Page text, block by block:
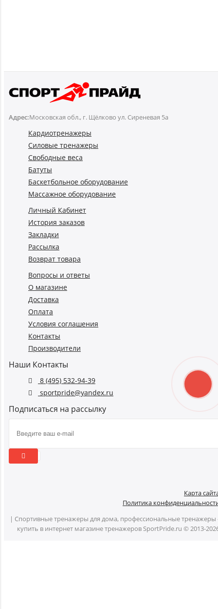
Адрес:Московская обл., г. Щёлково ул. Сиреневая 5а
Кардиотренажеры
Силовые тренажеры
Свободные веса
Батуты
Баскетбольное оборудование
Массажное оборудование
Личный Кабинет
История заказов
Закладки
Рассылка
Возврат товара
Вопросы и ответы
О магазине
Доставка
Оплата
Условия соглашения
Контакты
Производители
Наши Контакты
8 (495) 532-94-39
sportpride@yandex.ru
Подписаться на рассылку
Карта
Политика
| Спортивные тренажеры для дома, профессиональные тренажеры
купить в интернет магазине тренажеров SportPride.ru © 2013-